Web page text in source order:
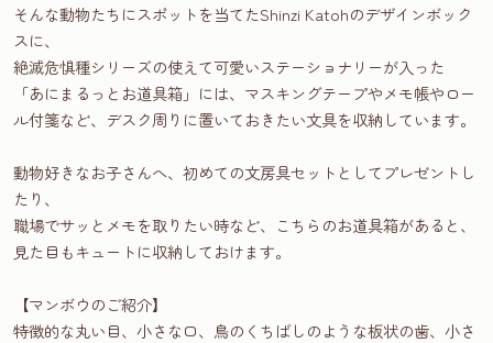
そんな動物たちにスポットを当てたShinzi Katohのデザインボック
スに、
絶滅危惧種シリーズの使えて可愛いステーショナリーが入った
「あにまるっとお道具箱」には、マスキングテープやメモ帳やロー
ル付箋など、デスク周りに置いておきたい文具を収納しています。
動物好きなお子さんへ、初めての文房具セットとしてプレゼントし
たり、
職場でサッとメモを取りたい時など、こちらのお道具箱があると、
見た目もキュートに収納しておけます。
【マンボウのご紹介】
特徴的な丸い目、小さな口、鳥のくちばしのような板状の歯、小さ